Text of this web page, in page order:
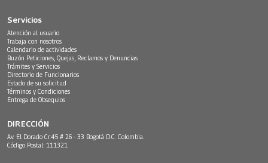
Servicios
Atención al usuario
Trabaja con nosotros
Calendario de actividades
Buzón Peticiones, Quejas, Reclamos y Denuncias
Trámites y Servicios
Directorio de Funcionarios
Estado de su solicitud
Términos y Condiciones
Entrega de Obsequios
DIRECCIÓN
Av. El Dorado Cr.45 # 26 - 33 Bogotá D.C. Colombia.
Código Postal: 111321